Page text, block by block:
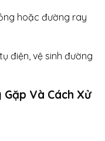
hoặc đường ray
điện, vệ sinh đường
Gặp Và Cách Xử